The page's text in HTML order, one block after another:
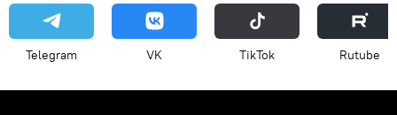
Telegram VK ТikТоk Rutube